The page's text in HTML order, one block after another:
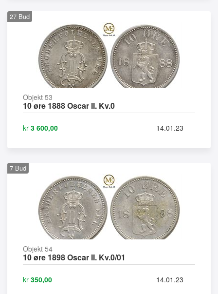
27 Bud
Objekt 53
10 øre 1888 Oscar II. Kv.0
kr 3 600,00 14.01.23
7 Bud
Objekt 54
10 øre 1898 Oscar II. Kv.0/01
kr 350,00 14.01.23